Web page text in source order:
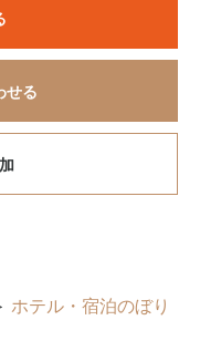
せる
ホテル・宿泊のぼり